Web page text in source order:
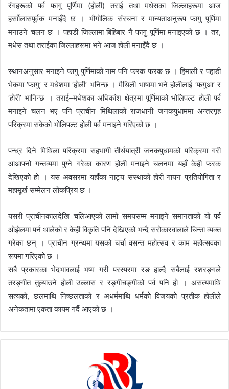
रंगहरूको पर्व फागु पूर्णिमा (होली) तराई तथा मधेसका जिल्लाहरूमा आज
हर्साोलासपूर्वक मनाइँदै छ । भौगोलिक संरचना र मान्यताअनुरूप फागु पूर्णिमा
मनाउने चलन छ । पहाडी जिल्लामा बिहिबार नै फागु पूर्णिमा मनाइएको छ । तर,
मधेस तथा तराईका जिल्लाहरूमा भने आज होली मनाइँदै छ ।
स्थानअनुसार मनाइने फागु पुर्णिमाको नाम पनि फरक फरक छ । हिमाली र पहाडी
भेकमा ‘फागु’ र मधेशमा ‘होली’ भनिन्छ । मैथिली भाषामा भने होलीलाई ‘फगुआ’ र
‘होरी’ भानिन्छ । तराई–मधेशका अधिकांश क्षेत्रमा पूर्णिमाको भोलिपल्ट होली पर्व
मनाइने चलन भए पनि प्राचीन मिथिलाको राजधानी जनकपुधाममा अन्तरगृह
परिक्रमा सकेको भोलिपल्ट होली पर्व मनाइने गरिएको छ ।
पन्ध्र दिने मिथिला परिक्रमा सहभागी तीर्थयात्री जनकपुधामको परिक्रमा गरी
आआफ्नो गन्तव्यमा पुग्ने गरेका कारण होली मनाइने चलनमा यहाँ केही फरक
देखिएको हो । यस अवसरमा यहाँका नाट्य संस्थाको होरी गायन प्रतियोगिता र
महामूर्ख सम्मेलन लोकप्रिय छ ।
यसरी प्राचीनकालदेखि चलिआएको लामो समयसम्म मनाइने समानताको यो पर्व
ओझेलमा पर्न थालेको र केही विकृति पनि देखिएको भन्दै सरोकारवालाले चिन्ता व्यक्त
गरेका छन् । प्राचीन ग्रन्थमा यसको चर्चा वसन्त महोत्सव र काम महोत्सवका
रूपमा गरिएको छ ।
सबै प्रकारका भेदभावलाई भष्म गरी परस्परमा रङ हाल्दै सबैलाई रशरङ्गले
तरङ्गीत तुल्याउने होली उल्लास र रङ्गीचङ्गीको पर्व पनि हो । असत्यमाथि
सत्यको, छलमाथि निष्छलताको र अधर्ममाथि धर्मको विजयको प्रतीक होलीले
अनेकतामा एकता कायम गर्दै आएको छ ।